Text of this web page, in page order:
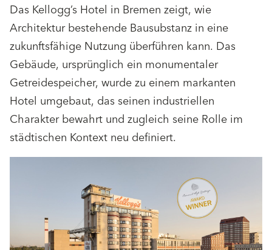
Das Kellogg’s Hotel in Bremen zeigt, wie
Architektur bestehende Bausubstanz in eine
zukunftsfähige Nutzung überführen kann. Das
Gebäude, ursprünglich ein monumentaler
Getreidespeicher, wurde zu einem markanten
Hotel umgebaut, das seinen industriellen
Charakter bewahrt und zugleich seine Rolle im
städtischen Kontext neu definiert.